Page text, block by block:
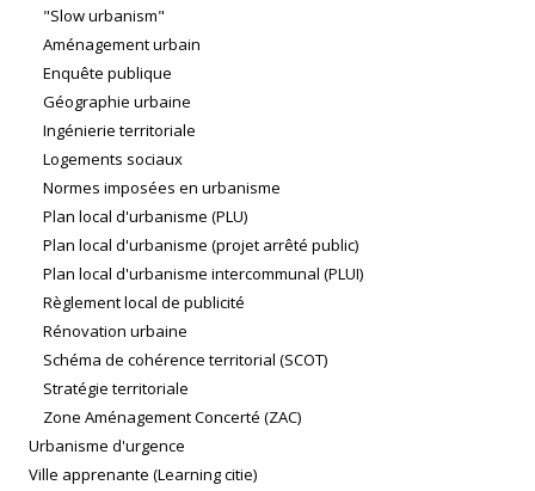
"Slow urbanism"
Aménagement urbain
Enquête publique
Géographie urbaine
Ingénierie territoriale
Logements sociaux
Normes imposées en urbanisme
Plan local d'urbanisme (PLU)
Plan local d'urbanisme (projet arrêté public)
Plan local d'urbanisme intercommunal (PLUI)
Règlement local de publicité
Rénovation urbaine
Schéma de cohérence territorial (SCOT)
Stratégie territoriale
Zone Aménagement Concerté (ZAC)
Urbanisme d'urgence
Ville apprenante (Learning citie)